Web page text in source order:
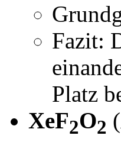
Fazit:
Platz
XeF2O2